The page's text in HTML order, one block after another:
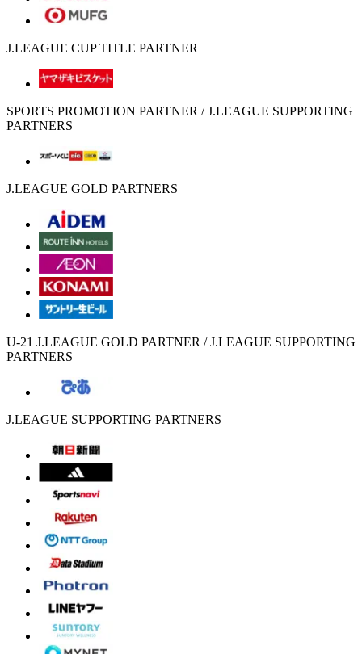
J.LEAGUE CUP TITLE PARTNER
SPORTS PROMOTION PARTNER / J.LEAGUE SUPPORTING
PARTNERS
J.LEAGUE GOLD PARTNERS
U-21 J.LEAGUE GOLD PARTNER / J.LEAGUE SUPPORTING
PARTNERS
J.LEAGUE SUPPORTING PARTNERS